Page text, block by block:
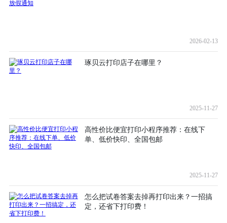
2026-02-13
琢贝云打印店子在哪里？
2025-11-27
高性价比便宜打印小程序推荐：在线下
单、低价快印、全国包邮
2025-11-27
怎么把试卷答案去掉再打印出来？一招搞
定，还省下打印费！